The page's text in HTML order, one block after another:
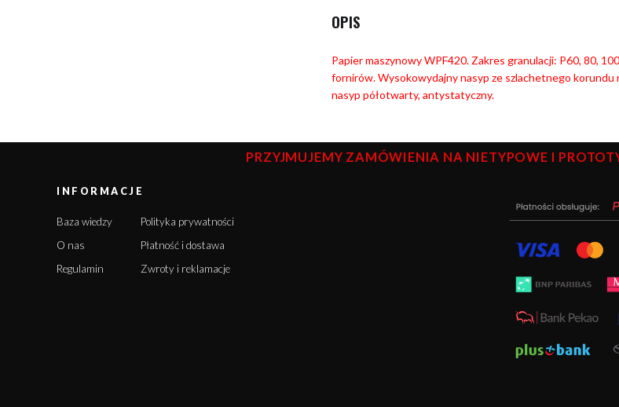
OPIS
Papier maszynowy WPF420. Zakres granulacji: P60, 80,
fornirów. Wysokowydajny nasyp ze szlachetnego
nasyp półotwarty, antystatyczny.
PRZYJMUJEMY ZAMÓWIENIA NA NIETYPOWE I
INFORMACJE
Baza wiedzy
O nas
Regulamin
Polityka prywatności
Płatność i dostawa
Zwroty i reklamacje